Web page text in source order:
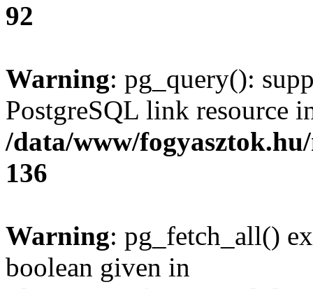
92
Warning: pg_query():
PostgreSQL link resource
/data/www/
136
Warning: pg_fetch_all()
boolean given in